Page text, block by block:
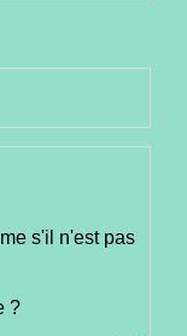
s'il n'est pas
?